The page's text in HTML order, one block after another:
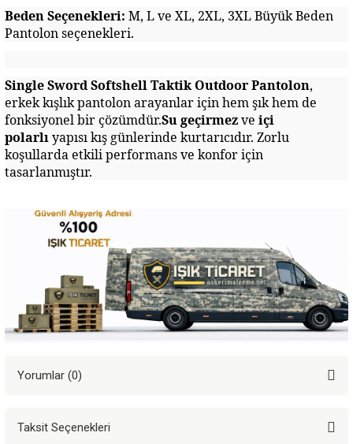
Beden Seçenekleri: M, L ve XL, 2XL, 3XL Büyük Beden
Pantolon seçenekleri.
Single Sword Softshell Taktik Outdoor Pantolon,
erkek kışlık pantolon arayanlar için hem şık hem de
fonksiyonel bir çözümdür.Su geçirmezve içi
polarlıyapısı kış günlerinde kurtarıcıdır. Zorlu
koşullarda etkili performans ve konfor için
tasarlanmıştır.
Yorumlar (0)
Taksit Seçenekleri